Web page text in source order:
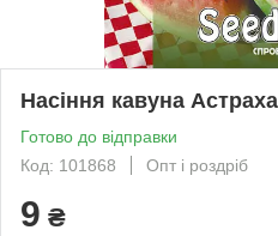
Насіння кавуна
Готово до відправки
Код: 101868
Опт і роздріб
9 ₴